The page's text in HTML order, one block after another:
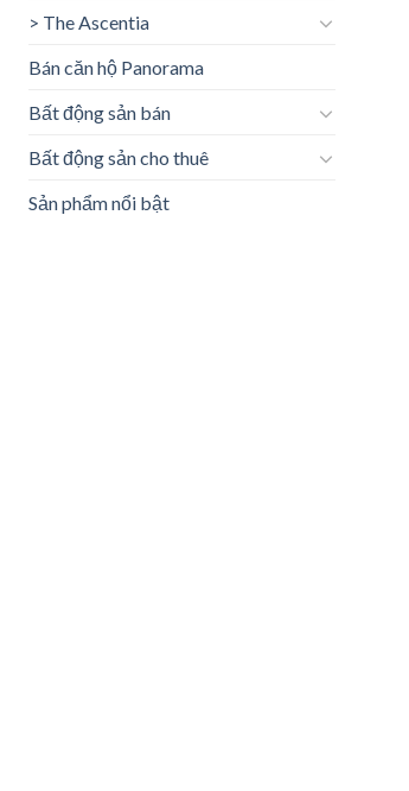
> The Ascentia
Bán căn hộ Panorama
Bất động sản bán
Bất động sản cho thuê
Sản phẩm nổi bật